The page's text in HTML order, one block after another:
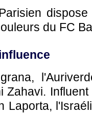
du FC
Zahavi.
Laporta,